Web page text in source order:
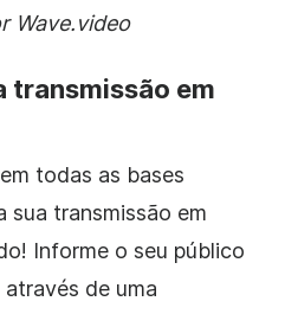
Wave.video
transmissão em
todas as bases
sua transmissão em
Informe o seu público
de uma